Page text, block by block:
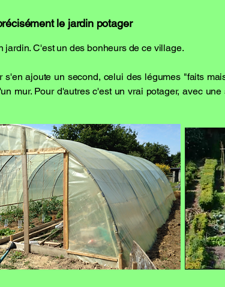
le jardin potager
C'est un des bonheurs de ce village​​​.
s'en ajoute un second, celui des légumes "faits
mur. Pour d'autres c'est un vrai potager, avec